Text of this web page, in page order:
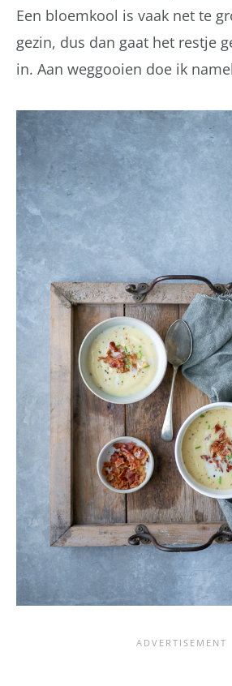
Een bloemkool is vaak net te
gezin, dus dan gaat het restje
in. Aan weggooien doe ik